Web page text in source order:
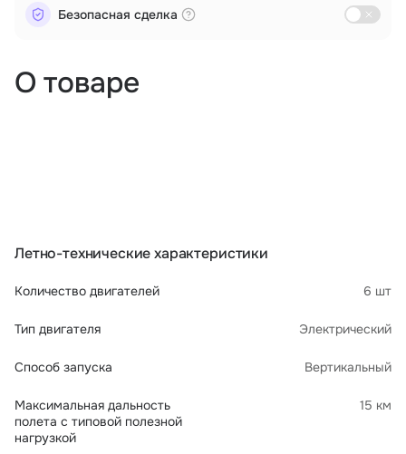
О товаре
Летно-технические характеристики
Количество двигателей 6 шт
Тип двигателя Электрический
Способ запуска Вертикальный
Максимальная дальность
полета с типовой полезной
нагрузкой
15 км
Безопасная сделка